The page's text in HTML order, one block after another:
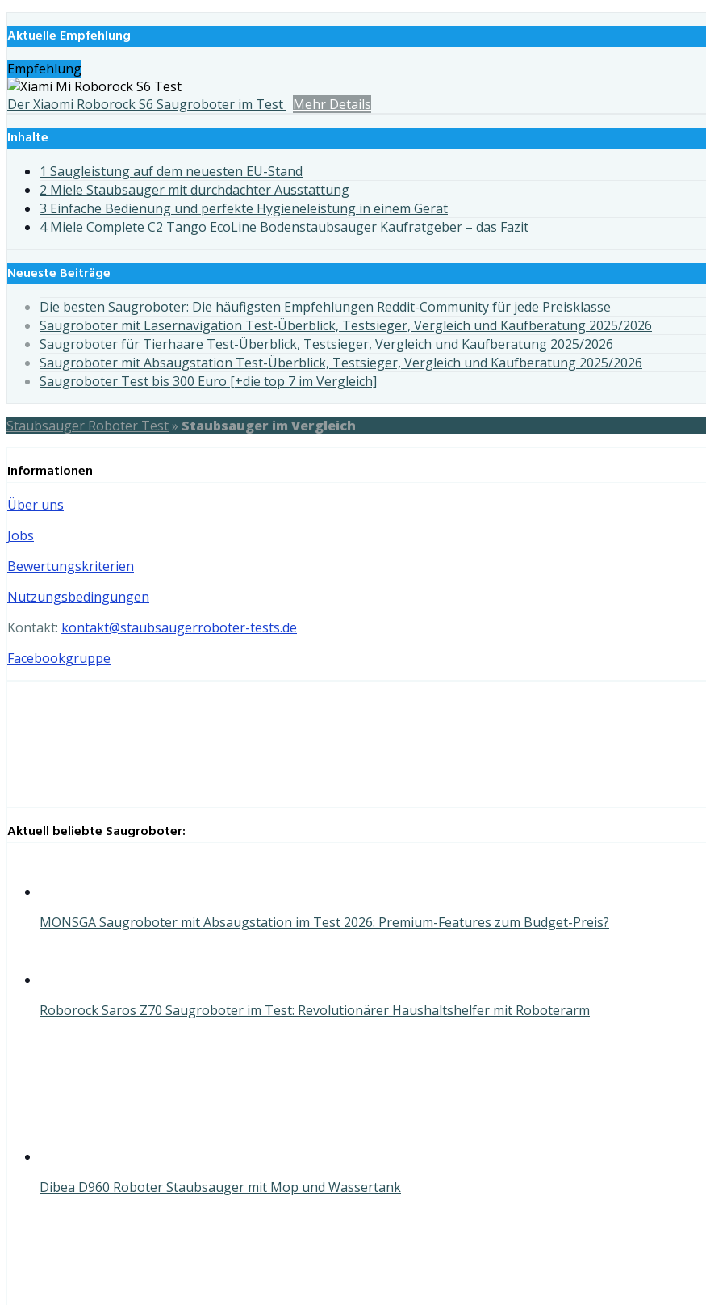
Aktuelle Empfehlung
Empfehlung
Der Xiaomi Roborock S6 Saugroboter im Test Mehr Details
Inhalte
1 Saugleistung auf dem neuesten EU-Stand
2 Miele Staubsauger mit durchdachter Ausstattung
3 Einfache Bedienung und perfekte Hygieneleistung in einem Gerät
4 Miele Complete C2 Tango EcoLine Bodenstaubsauger Kaufratgeber – das Fazit
Neueste Beiträge
Die besten Saugroboter: Die häufigsten Empfehlungen Reddit-Community für jede Preisklasse
Saugroboter mit Lasernavigation Test-Überblick, Testsieger, Vergleich und Kaufberatung 2025/2026
Saugroboter für Tierhaare Test-Überblick, Testsieger, Vergleich und Kaufberatung 2025/2026
Saugroboter mit Absaugstation Test-Überblick, Testsieger, Vergleich und Kaufberatung 2025/2026
Saugroboter Test bis 300 Euro [+die top 7 im Vergleich]
Staubsauger Roboter Test» Staubsauger im Vergleich
Informationen
Über uns
Jobs
Bewertungskriterien
Nutzungsbedingungen
Kontakt: kontakt@staubsaugerroboter-tests.de
Facebookgruppe
Aktuell beliebte Saugroboter:
MONSGA Saugroboter mit Absaugstation im Test 2026: Premium-Features zum Budget-Preis?
Roborock Saros Z70 Saugroboter im Test: Revolutionärer Haushaltshelfer mit Roboterarm
Dibea D960 Roboter Staubsauger mit Mop und Wassertank